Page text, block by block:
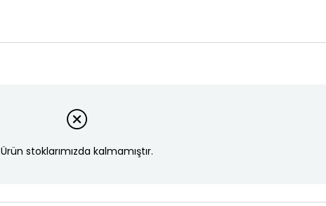
Ürün stoklarımızda kalmamıştır.